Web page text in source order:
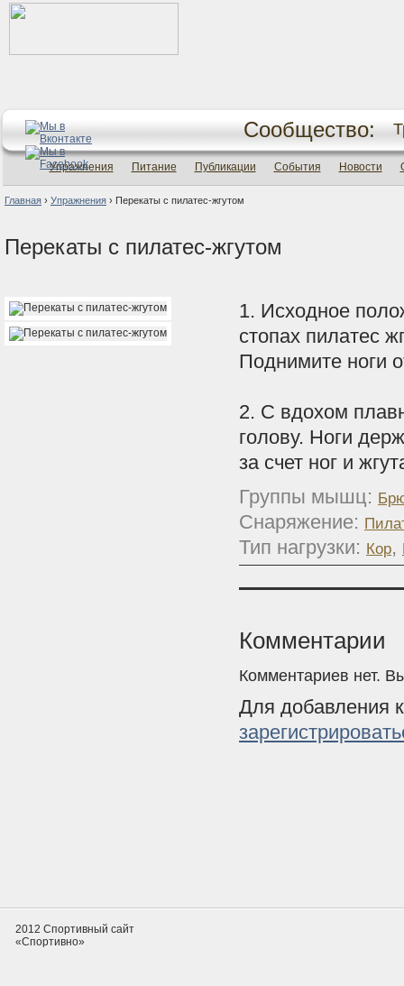
Сообщество:
Упражнения Питание Публикации События Новости
Главная › Упражнения › Перекаты с пилатес-жгутом
Перекаты с пилатес-жгутом
1. Исходное
стопах пилатес
Поднимите ноги
2. С вдохом
голову. Ноги
за счет ног и
Группы мышц:
Снаряжение:
Тип нагрузки: Кор,
Комментарии
Комментариев нет.
Для добавления
2012 Спортивный сайт
«Спортивно»